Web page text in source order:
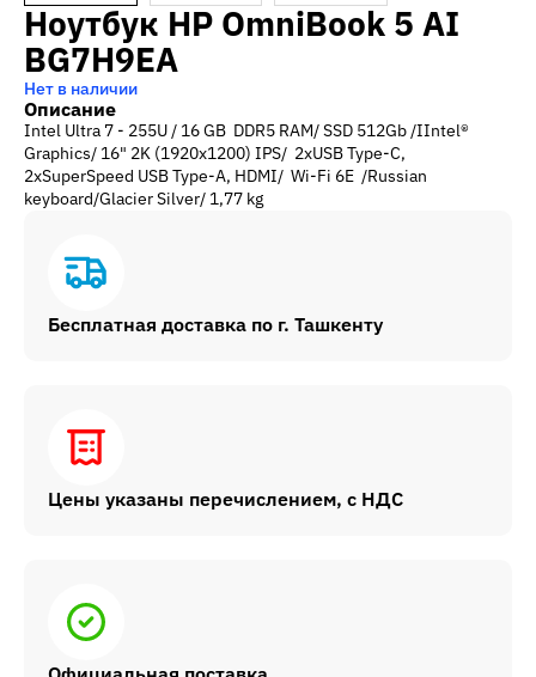
Ноутбук HP OmniBook 5 AI
BG7H9EA
Нет в наличии
Описание
Intel Ultra 7 - 255U / 16 GB DDR5 RAM/ SSD 512Gb /IIntel®
Graphics/ 16" 2K (1920x1200) IPS/ 2xUSB Type-C,
2xSuperSpeed USB Type-A, HDMI/ Wi-Fi 6E /Russian
keyboard/Glacier Silver/ 1,77 kg
Бесплатная доставка по г. Ташкенту
Цены указаны перечислением, с НДС